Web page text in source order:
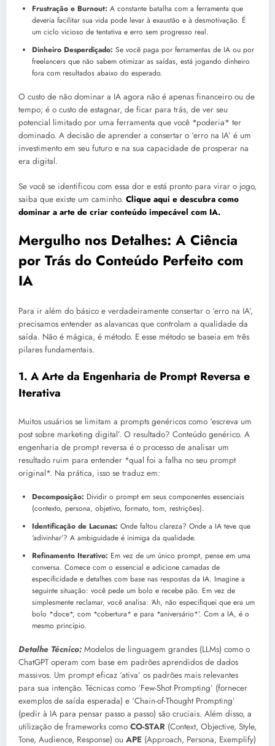
Frustração e Burnout: A constante batalha com a ferramenta que
deveria facilitar sua vida pode levar à exaustão e à desmotivação. É
um ciclo vicioso de tentativa e erro sem progresso real.
Dinheiro Desperdiçado: Se você paga por ferramentas de IA ou por
freelancers que não sabem otimizar as saídas, está jogando dinheiro
fora com resultados abaixo do esperado.
O custo de não dominar a IA agora não é apenas financeiro ou de
tempo; é o custo de estagnar, de ficar para trás, de ver seu
potencial limitado por uma ferramenta que você *poderia* ter
dominado. A decisão de aprender a consertar o ‘erro na IA’ é um
investimento em seu futuro e na sua capacidade de prosperar na
era digital.
Se você se identificou com essa dor e está pronto para virar o jogo,
saiba que existe um caminho. Clique aqui e descubra como
dominar a arte de criar conteúdo impecável com IA.
Mergulho nos Detalhes: A Ciência
por Trás do Conteúdo Perfeito com
IA
Para ir além do básico e verdadeiramente consertar o ‘erro na IA’,
precisamos entender as alavancas que controlam a qualidade da
saída. Não é mágica, é método. E esse método se baseia em três
pilares fundamentais.
1. A Arte da Engenharia de Prompt Reversa e
Iterativa
Muitos usuários se limitam a prompts genéricos como ‘escreva um
post sobre marketing digital’. O resultado? Conteúdo genérico. A
engenharia de prompt reversa é o processo de analisar um
resultado ruim para entender *qual foi a falha no seu prompt
original*. Na prática, isso se traduz em:
Decomposição: Dividir o prompt em seus componentes essenciais
(contexto, persona, objetivo, formato, tom, restrições).
Identificação de Lacunas: Onde faltou clareza? Onde a IA teve que
‘adivinhar’? A ambiguidade é inimiga da qualidade.
Refinamento Iterativo: Em vez de um único prompt, pense em uma
conversa. Comece com o essencial e adicione camadas de
especificidade e detalhes com base nas respostas da IA. Imagine a
seguinte situação: você pede um bolo e recebe pão. Em vez de
simplesmente reclamar, você analisa: ‘Ah, não especifiquei que era um
bolo *doce*, com *cobertura* e para *aniversário*’. Com a IA, é o
mesmo princípio.
Detalhe Técnico: Modelos de linguagem grandes (LLMs) como o
ChatGPT operam com base em padrões aprendidos de dados
massivos. Um prompt eficaz ‘ativa’ os padrões mais relevantes
para sua intenção. Técnicas como ‘Few-Shot Prompting’ (fornecer
exemplos de saída esperada) e ‘Chain-of-Thought Prompting’
(pedir à IA para pensar passo a passo) são cruciais. Além disso, a
utilização de frameworks como CO-STAR (Context, Objective, Style,
Tone, Audience, Response) ou APE (Approach, Persona, Exemplify)